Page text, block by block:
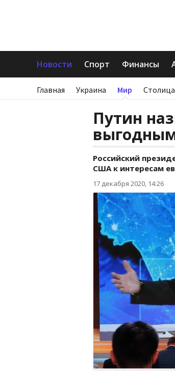
Новости Спорт Финансы
Главная Украина Мир Столица
Путин
Российский
США к интересам
17 декабря 2020, 14:26